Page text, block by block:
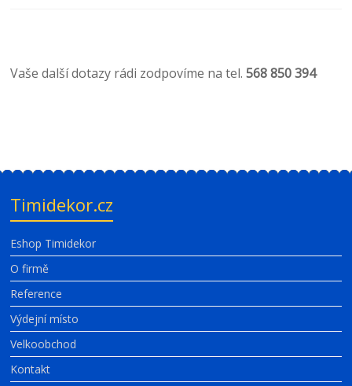
Vaše další dotazy rádi zodpovíme na tel.568 850 394
Timidekor.cz
Eshop Timidekor
O firmě
Reference
Výdejní místo
Velkoobchod
Kontakt